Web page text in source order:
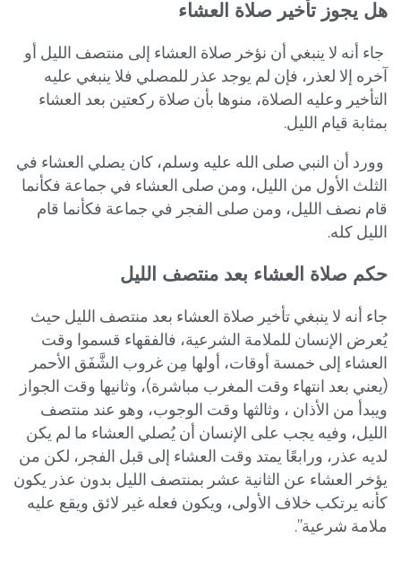
هل يجوز تأخير صلاة العشاء
جاء أنه لا ينبغي أن نؤخر صلاة العشاء إلى منتصف الليل أو
آخره إلا لعذر، فإن لم يوجد عذر للمصلي فلا ينبغي عليه
التأخير وعليه الصلاة، منوها بأن صلاة ركعتين بعد العشاء
بمثابة قيام الليل.
وورد أن النبي صلى الله عليه وسلم، كان يصلي العشاء في
الثلث الأول من الليل، ومن صلى العشاء في جماعة فكأنما
قام نصف الليل، ومن صلى الفجر في جماعة فكأنما قام
الليل كله.
حكم صلاة العشاء بعد منتصف الليل
جاء أنه لا ينبغي تأخير صلاة العشاء بعد منتصف الليل حيث
يُعرض الإنسان للملامة الشرعية، فالفقهاء قسموا وقت
العشاء إلى خمسة أوقات، أولها مِن غروب الشَّفَق الأحمر
(يعني بعد انتهاء وقت المغرب مباشرة)، وثانيها وقت الجواز
ويبدأ من الأذان ، وثالثها وقت الوجوب، وهو عند منتصف
الليل، وفيه يجب على الإنسان أن يُصلي العشاء ما لم يكن
لديه عذر، ورابعًا يمتد وقت العشاء إلى قبل الفجر، لكن من
يؤخر العشاء عن الثانية عشر بمنتصف الليل بدون عذر يكون
كأنه يرتكب خلاف الأولى، ويكون فعله غير لائق ويقع عليه
ملامة شرعية”.